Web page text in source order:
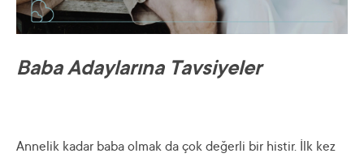
Baba Adaylarına Tavsiyeler
Annelik kadar baba olmak da çok değerli bir histir. İlk kez